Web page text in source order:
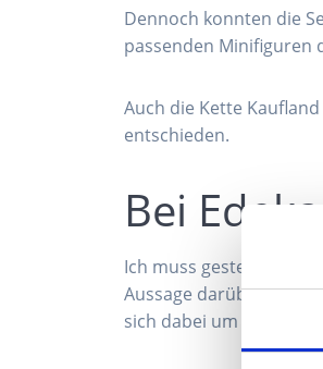
Dennoch konnten die
passenden Minifiguren
Auch die Kette
entschieden.
Bei
Ich muss gestehen,
Aussage darüber
sich dabei um ein